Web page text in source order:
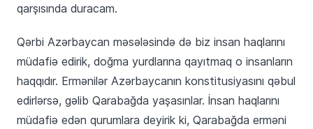
qarşısında duracam.
Qərbi Azərbaycan məsələsində də biz insan haqlarını
müdafiə edirik, doğma yurdlarına qayıtmaq o insanların
haqqıdır. Ermənilər Azərbaycanın konstitusiyasını qəbul
edirlərsə, gəlib Qarabağda yaşasınlar. İnsan haqlarını
müdafiə edən qurumlara deyirik ki, Qarabağda erməni